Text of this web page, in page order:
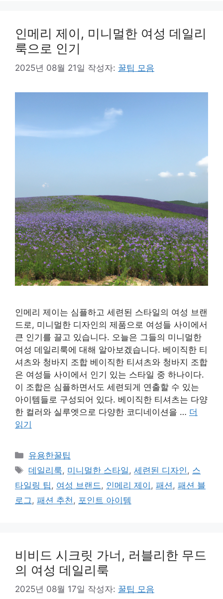
인메리 제이, 미니멀한 여성 데일리
룩으로 인기
2025년 08월 21일 작성자: 꿀팁 모음
인메리 제이는 심플하고 세련된 스타일의 여성 브랜
드로, 미니멀한 디자인의 제품으로 여성들 사이에서
큰 인기를 끌고 있습니다. 오늘은 그들의 미니멀한
여성 데일리룩에 대해 알아보겠습니다. 베이직한 티
셔츠와 청바지 조합 베이직한 티셔츠와 청바지 조합
은 여성들 사이에서 인기 있는 스타일 중 하나이다.
이 조합은 심플하면서도 세련되게 연출할 수 있는
아이템들로 구성되어 있다. 베이직한 티셔츠는 다양
한 컬러와 실루엣으로 다양한 코디네이션을 … 더
읽기
카
테
고
리
유용한꿀팁
태
그
데일리룩, 미니멀한 스타일 ,세련된 디자인 , 스
타일링 팁 , 여성 브랜드 , 인메리 제이 , 패션 , 패션 블
로그 , 패션 추천 , 포인트 아이템
비비드 시크릿 가너, 러블리한 무드
의 여성 데일리룩
2025년 08월 17일 작성자: 꿀팁 모음